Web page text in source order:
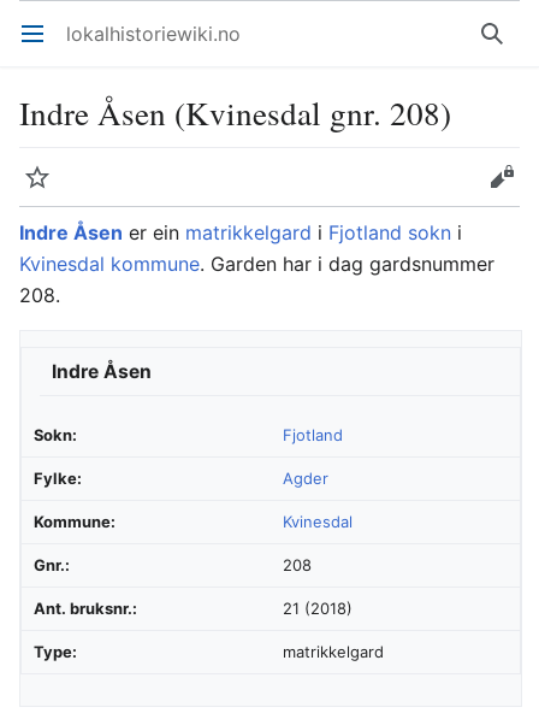
Åpne hovedmenyen lokalhistoriewiki.no Søk
Indre Åsen (Kvinesdal gnr. 208)
Overvåk
Rediger
Indre Åsen er ein matrikkelgard i Fjotland sokn i
Kvinesdal kommune. Garden har i dag gardsnummer
208.
Indre Åsen
Sokn: Fjotland
Fylke: Agder
Kommune: Kvinesdal
Gnr.: 208
Ant. bruksnr.: 21 (2018)
Type: matrikkelgard